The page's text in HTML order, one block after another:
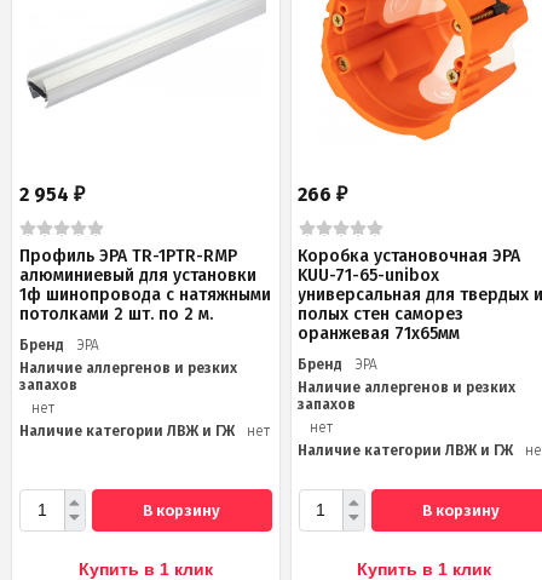
2 954 ₽
Профиль ЭРА TR-1PTR-RMP
алюминиевый для установки
1ф шинопровода с натяжными
потолками 2 шт. по 2 м.
Бренд
ЭРА
Наличие аллергенов и резких
запахов
нет
Наличие категории ЛВЖ и ГЖ
нет
В корзину
Купить в 1 клик
266₽
Коробка установочная ЭРА
KUU-71-65-unibox
универсальная для твердых
полых стен саморез
оранжевая 71х65мм
Бренд
ЭРА
Наличие аллергенов и резких
запахов
нет
Наличие категории ЛВЖ и ГЖ
В корзину
Купить в 1 клик